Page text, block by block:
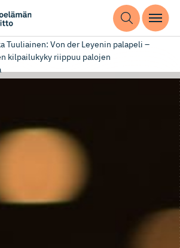
Tuuliainen: Von der Leyenin palapeli –
kilpailukyky riippuu palojen